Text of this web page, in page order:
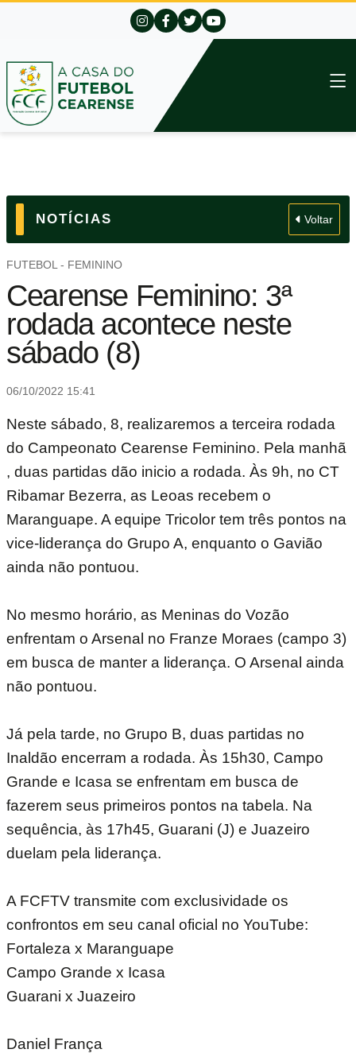
NOTÍCIAS Voltar
FUTEBOL - FEMININO
Cearense Feminino: 3ª
rodada acontece neste
sábado (8)
06/10/2022 15:41
Neste sábado, 8, realizaremos a terceira rodada
do Campeonato Cearense Feminino. Pela manhã
, duas partidas dão inicio a rodada. Às 9h, no CT
Ribamar Bezerra, as Leoas recebem o
Maranguape. A equipe Tricolor tem três pontos na
vice-liderança do Grupo A, enquanto o Gavião
ainda não pontuou.
No mesmo horário, as Meninas do Vozão
enfrentam o Arsenal no Franze Moraes (campo 3)
em busca de manter a liderança. O Arsenal ainda
não pontuou.
Já pela tarde, no Grupo B, duas partidas no
Inaldão encerram a rodada. Às 15h30, Campo
Grande e Icasa se enfrentam em busca de
fazerem seus primeiros pontos na tabela. Na
sequência, às 17h45, Guarani (J) e Juazeiro
duelam pela liderança.
A FCFTV transmite com exclusividade os
confrontos em seu canal oficial no YouTube:
Fortaleza x Maranguape
Campo Grande x Icasa
Guarani x Juazeiro
Daniel França